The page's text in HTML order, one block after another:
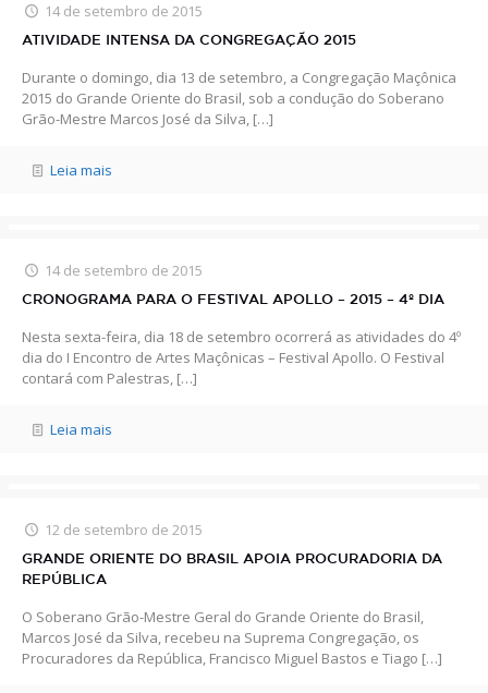
14 de setembro de 2015
ATIVIDADE INTENSA DA CONGREGAÇÃO 2015
Durante o domingo, dia 13 de setembro, a Congregação Maçônica
2015 do Grande Oriente do Brasil, sob a condução do Soberano
Grão-Mestre Marcos José da Silva, […]
Leia mais
14 de setembro de 2015
CRONOGRAMA PARA O FESTIVAL APOLLO – 2015 – 4º DIA
Nesta sexta-feira, dia 18 de setembro ocorrerá as atividades do 4º
dia do I Encontro de Artes Maçônicas – Festival Apollo. O Festival
contará com Palestras, […]
Leia mais
12 de setembro de 2015
GRANDE ORIENTE DO BRASIL APOIA PROCURADORIA DA
REPÚBLICA
O Soberano Grão-Mestre Geral do Grande Oriente do Brasil,
Marcos José da Silva, recebeu na Suprema Congregação, os
Procuradores da República, Francisco Miguel Bastos e Tiago […]